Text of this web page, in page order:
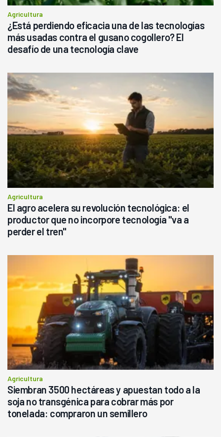
Agricultura
¿Está perdiendo eficacia una de las tecnologías
más usadas contra el gusano cogollero? El
desafío de una tecnología clave
Agricultura
El agro acelera su revolución tecnológica: el
productor que no incorpore tecnología "va a
perder el tren"
Agricultura
Siembran 3500 hectáreas y apuestan todo a la
soja no transgénica para cobrar más por
tonelada: compraron un semillero